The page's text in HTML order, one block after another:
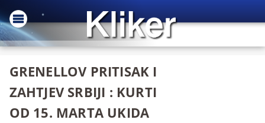
GRENELLOV PRITISAK I
ZAHTJEV SRBIJI : KURTI
OD 15. MARTA UKIDA